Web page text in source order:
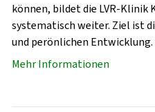
können, bildet die LVR-Klinik
systematisch weiter. Ziel ist
und perönlichen Entwicklung.
Mehr Informationen